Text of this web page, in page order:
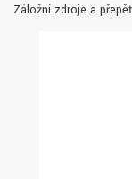
Záložní zdroje a